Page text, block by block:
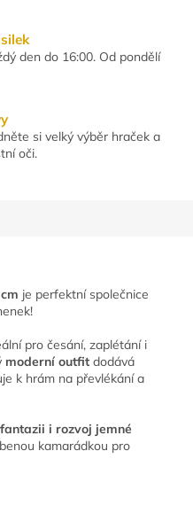
den do 16:00. Od pondělí
si velký výběr hraček a
oči.
je perfektní společnice
pro česání, zaplétání i
moderní outfit dodává
k hrám na převlékání a
i rozvoj jemné
kamarádkou pro